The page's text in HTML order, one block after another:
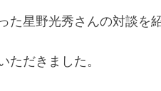
た星野光秀さんの対談を
だきました。